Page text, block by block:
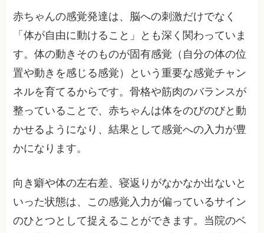
赤ちゃんの感覚発達は、脳への刺激だけでなく
「体が自由に動けること」とも深く関わっていま
す。体の動きそのものが固有感覚（自分の体の位
置や動きを感じる感覚）という重要な感覚チャン
ネルを育てるからです。骨格や筋肉のバランスが
整っていることで、赤ちゃんは体をのびのびと動
かせるようになり、結果として感覚への入力が豊
かになります。
向き癖や体の左右差、寝返りがなかなか出ないと
いった状態は、この感覚入力が偏っているサイン
のひとつとして捉えることができます。当院のベ